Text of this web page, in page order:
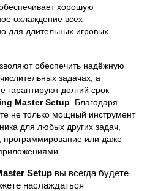
хорошую
охлаждение всех
для длительных игровых
обеспечить надёжную
задачах, а
гарантируют долгий срок
Master Setup . Благодаря
не только мощный инструмент
для любых других задач,
программирование или даже
Setup вы всегда будете
наслаждаться